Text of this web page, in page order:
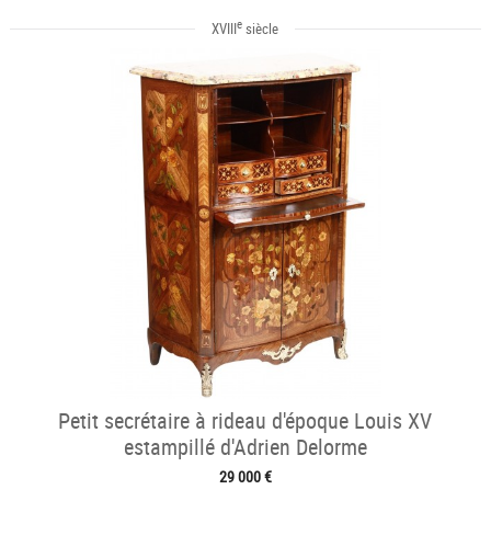
XVIIIe siècle
Petit secrétaire à rideau d'époque Louis XV
estampillé d'Adrien Delorme
29 000 €